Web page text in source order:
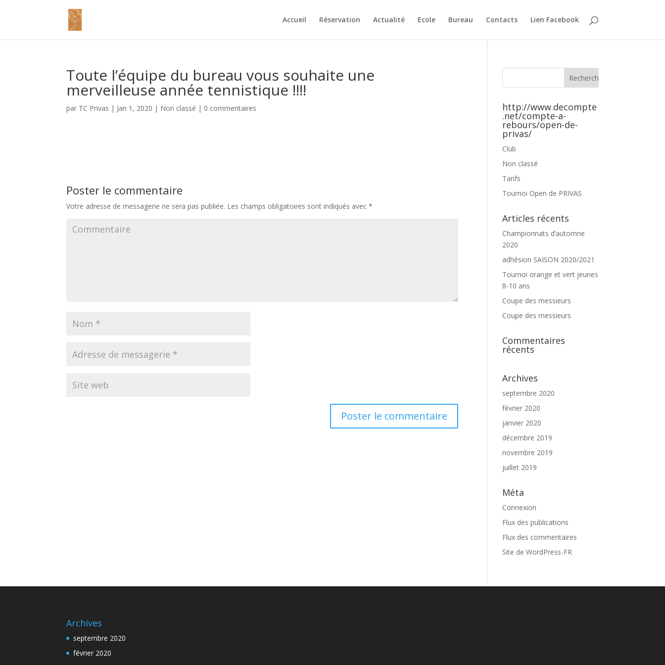
Accueil Réservation Actualité Ecole Bureau Contacts Lien Facebook
Toute l’équipe du bureau vous souhaite une
merveilleuse année tennistique !!!!
par TC Privas | Jan 1, 2020 | Non classé | 0 commentaires
Poster le commentaire
Votre adresse de messagerie ne sera pas publiée. Les champs obligatoires sont indiqués avec*
http://www.decompte
.net/compte-a-
rebours/open-de-
privas/
Club
Non classé
Tarifs
Tournoi Open de PRIVAS
Articles récents
Championnats d’automne
2020
adhésion SAISON 2020/2021
Tournoi orange et vert jeunes
8-10 ans
Coupe des messieurs
Coupe des messieurs
Commentaires
récents
Archives
septembre 2020
février 2020
janvier 2020
décembre 2019
novembre 2019
juillet 2019
Méta
Connexion
Flux des publications
Flux des commentaires
Site de WordPress-FR
Archives
septembre 2020
février 2020